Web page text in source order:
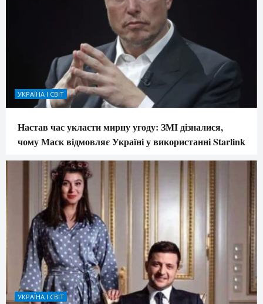
УКРАЇНА І СВІТ
Настав час укласти мирну угоду: ЗМІ дізналися,
чому Маск відмовляє Україні у використанні Starlink
УКРАЇНА І СВІТ